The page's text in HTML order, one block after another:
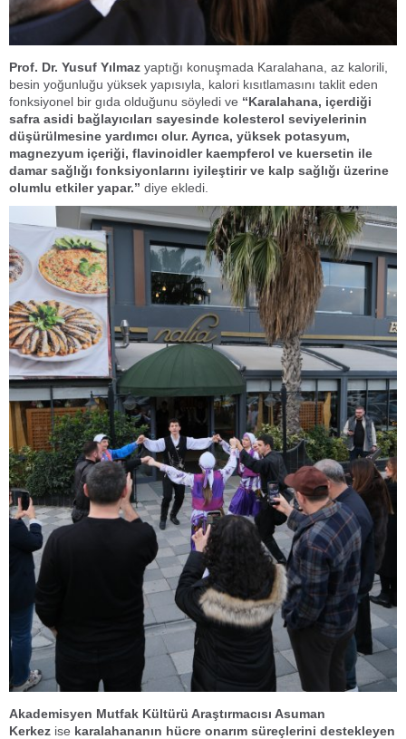
Prof. Dr. Yusuf Yılmaz yaptığı konuşmada Karalahana, az kalorili,
besin yoğunluğu yüksek yapısıyla, kalori kısıtlamasını taklit eden
fonksiyonel bir gıda olduğunu söyledi ve ‘‘Karalahana, içerdiği
safra asidi bağlayıcıları sayesinde kolesterol seviyelerinin
düşürülmesine yardımcı olur. Ayrıca, yüksek potasyum,
magnezyum içeriği, flavinoidler kaempferol ve kuersetin ile
damar sağlığı fonksiyonlarını iyileştirir ve kalp sağlığı üzerine
olumlu etkiler yapar.’’ diye ekledi.
Akademisyen Mutfak Kültürü Araştırmacısı Asuman
Kerkez ise karalahananın hücre onarım süreçlerini destekleyen